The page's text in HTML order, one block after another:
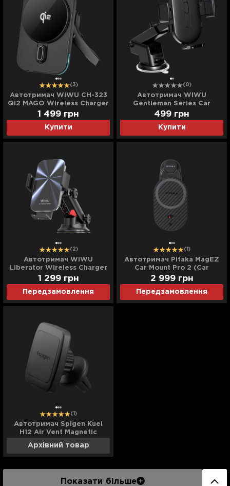
(3)
Автотримач WIWU CH-323
Qi2 MAGO Wireless Charger
15W (Black)
Купити
1 499 грн
(0)
Автотримач WIWU
Gentleman Series Car
Holder Wi-CH054 (Black)
Купити
499 грн
(2)
Автотримач WiWU
Liberator Wireless Charger
15W CH307
Передзамовлення
1 299 грн
(1)
Автотримач Pitaka MagEZ
Car Mount Pro 2 (Car
Vent/Tesla) (Black)
Передзамовлення
2 999 грн
(1)
Автотримач Spigen Kuel
H12 Air Vent Magnetic
Архівний товар
Показати більше